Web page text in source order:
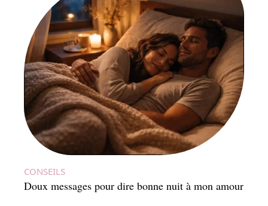
CONSEILS
Doux messages pour dire bonne nuit à mon amour